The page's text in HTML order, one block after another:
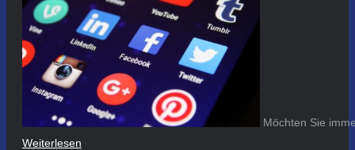
Möchten Sie
Weiterlesen